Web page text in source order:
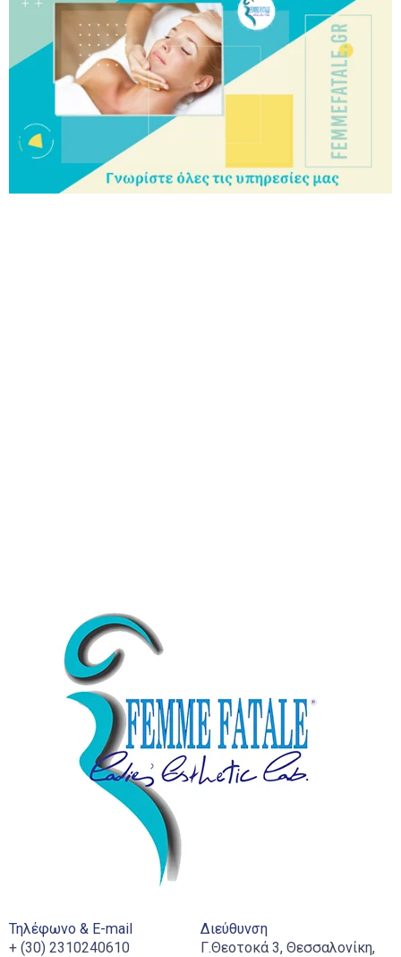
Τηλέφωνο & E-mail
+ (30) 2310240610
Διεύθυνση
Γ.Θεοτοκά 3, Θεσσαλονίκη,